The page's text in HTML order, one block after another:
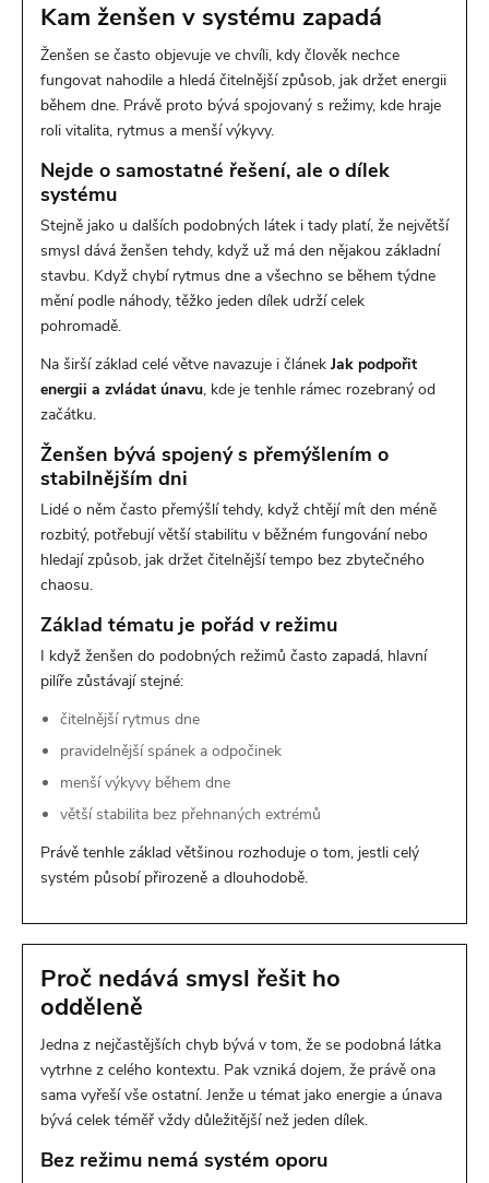
Kam ženšen v systému zapadá
Ženšen se často objevuje ve chvíli, kdy člověk nechce
fungovat nahodile a hledá čitelnější způsob, jak držet energii
během dne. Právě proto bývá spojovaný s režimy, kde hraje
roli vitalita, rytmus a menší výkyvy.
Nejde o samostatné řešení, ale o dílek
systému
Stejně jako u dalších podobných látek i tady platí, že největší
smysl dává ženšen tehdy, když už má den nějakou základní
stavbu. Když chybí rytmus dne a všechno se během týdne
mění podle náhody, těžko jeden dílek udrží celek
pohromadě.
Na širší základ celé větve navazuje i článek Jak podpořit
energii a zvládat únavu, kde je tenhle rámec rozebraný od
začátku.
Ženšen bývá spojený s přemýšlením o
stabilnějším dni
Lidé o něm často přemýšlí tehdy, když chtějí mít den méně
rozbitý, potřebují větší stabilitu v běžném fungování nebo
hledají způsob, jak držet čitelnější tempo bez zbytečného
chaosu.
Základ tématu je pořád v režimu
I když ženšen do podobných režimů často zapadá, hlavní
pilíře zůstávají stejné:
čitelnější rytmus dne
pravidelnější spánek a odpočinek
menší výkyvy během dne
větší stabilita bez přehnaných extrémů
Právě tenhle základ většinou rozhoduje o tom, jestli celý
systém působí přirozeně a dlouhodobě.
Proč nedává smysl řešit ho
odděleně
Jedna z nejčastějších chyb bývá v tom, že se podobná látka
vytrhne z celého kontextu. Pak vzniká dojem, že právě ona
sama vyřeší vše ostatní. Jenže u témat jako energie a únava
bývá celek téměř vždy důležitější než jeden dílek.
Bez režimu nemá systém oporu